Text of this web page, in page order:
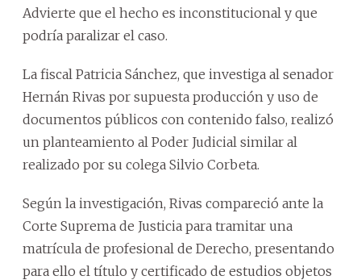
Advierte que el hecho es inconstitucional y que
podría paralizar el caso.
La fiscal Patricia Sánchez, que investiga al senador
Hernán Rivas por supuesta producción y uso de
documentos públicos con contenido falso, realizó
un planteamiento al Poder Judicial similar al
realizado por su colega Silvio Corbeta.
Según la investigación, Rivas compareció ante la
Corte Suprema de Justicia para tramitar una
matrícula de profesional de Derecho, presentando
para ello el título y certificado de estudios objetos